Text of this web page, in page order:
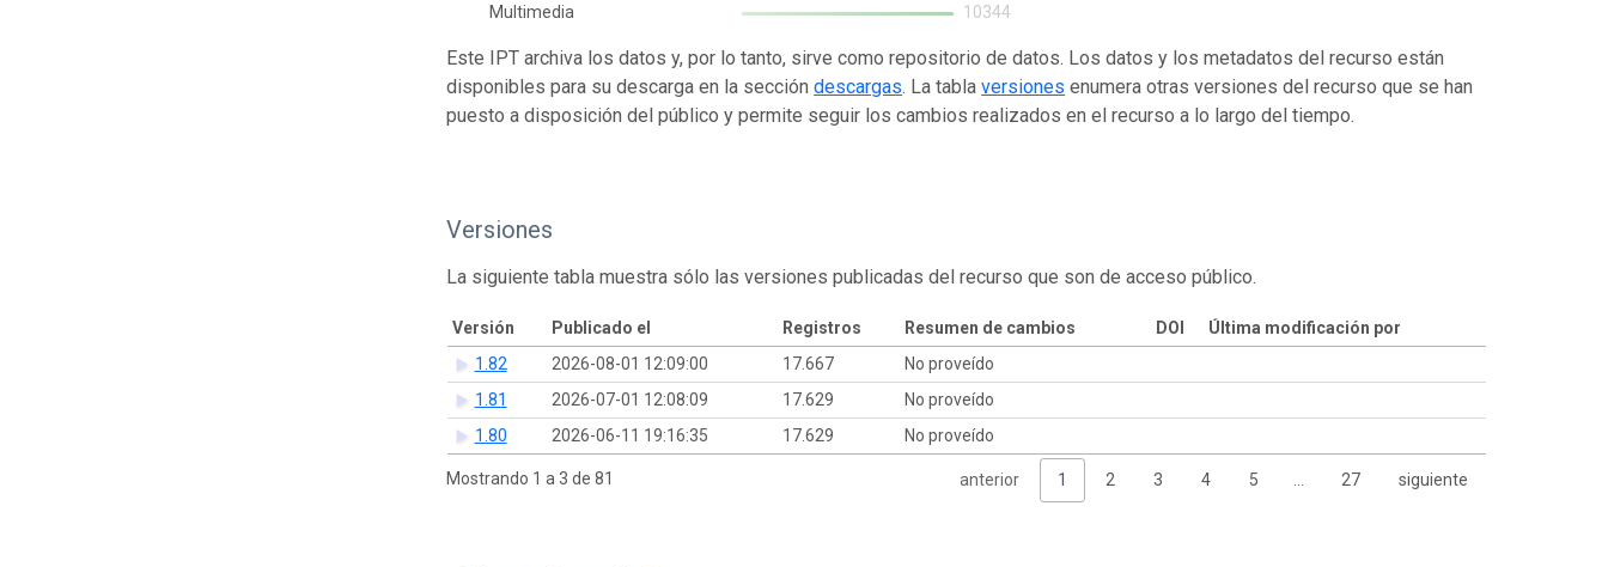
Multimedia
10344
Este IPT archiva los datos y, por lo tanto, sirve como repositorio de datos. Los datos y los metadatos del recurso están
disponibles para su descarga en la seccióndescargas. La tablaversiones enumera otras versiones del recurso que se han
puesto a disposición del público y permite seguir los cambios realizados en el recurso a lo largo del tiempo.
Versiones
La siguiente tabla muestra sólo las versiones publicadas del recurso que son de acceso público.
Versión Publicado el Registros Resumen de cambios DOI
Última modificación por
1.82
2026-08-01 12:09:00 17.667
No proveído
1.81
2026-07-01 12:08:09 17.629
No proveído
1.80
2026-06-11 19:16:35 17.629 No proveído
Mostrando 1 a 3 de 81 anterior 1 2 3 4 5 … 27 siguiente